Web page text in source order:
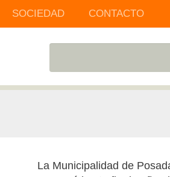
SOCIEDAD CONTACTO
La Municipalidad de